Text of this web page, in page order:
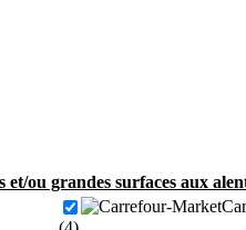
ou grandes surfaces aux